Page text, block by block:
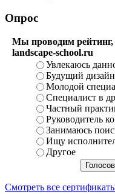
Опрос
Мы проводим рейтинг,
landscape-school.ru
Увлекаюсь
Будущий
Молодой
Специалист в
Частный
Руководитель
Занимаюсь
Ищу
Другое
Смотреть все